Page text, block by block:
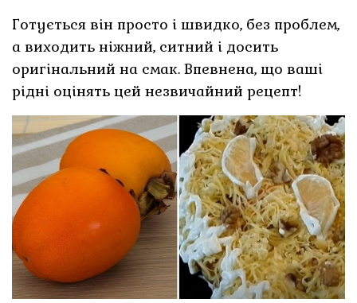
Готується він просто і швидко, без проблем,
а виходить ніжний, ситний і досить
оригінальний на смак. Впевнена, що ваші
рідні оцінять цей незвичайний рецепт!